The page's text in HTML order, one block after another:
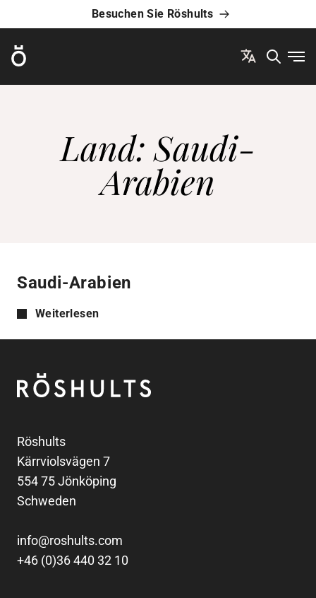
Besuchen Sie Röshults
Röshults
Land:Saudi-
Arabien
Saudi-Arabien
Weiterlesen
Röshults
Röshults
Kärrviolsvägen 7
554 75 Jönköping
Schweden
info@roshults.com
+46 (0)36 440 32 10